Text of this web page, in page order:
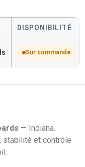
DISPONIBILITÉ
Sur commande
— Indiana.
stabilité et contrôle